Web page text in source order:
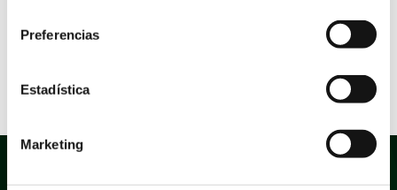
Preferencias
Estadística
Marketing
Nombre común: Pdf
Nombre formal: pdf
Extensión: pdf